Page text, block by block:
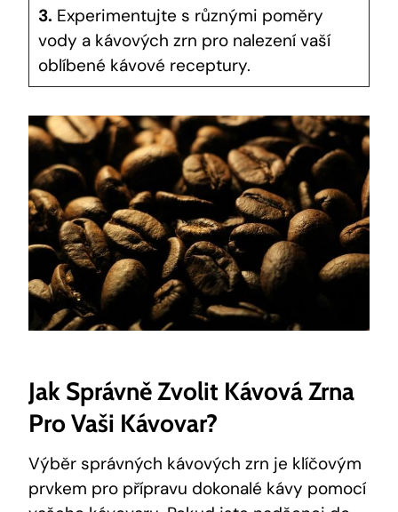
3. Experimentujte s různými poměry
vody a kávových zrn pro nalezení vaší
oblíbené kávové receptury.
Jak Správně Zvolit Kávová Zrna
Pro Vaši Kávovar?
Výběr správných kávových zrn je klíčovým
prvkem pro přípravu dokonalé kávy pomocí